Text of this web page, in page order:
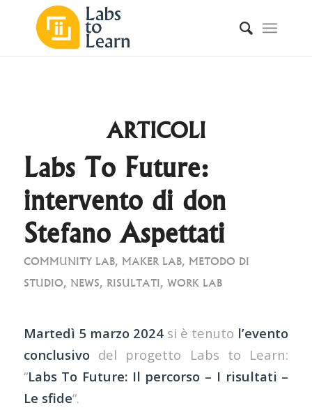
ARTICOLI
Labs To Future:
intervento di don
Stefano Aspettati
COMMUNITY LAB, MAKER LAB, METODO DI
STUDIO, NEWS, RISULTATI, WORK LAB
Martedì 5 marzo 2024si è tenuto l’evento
conclusivodel progetto Labs to Learn:
“Labs To Future: Il percorso – I risultati –
Le sfide“.